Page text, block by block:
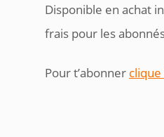
Disponible en achat
frais pour les
Pour t’abonner clique